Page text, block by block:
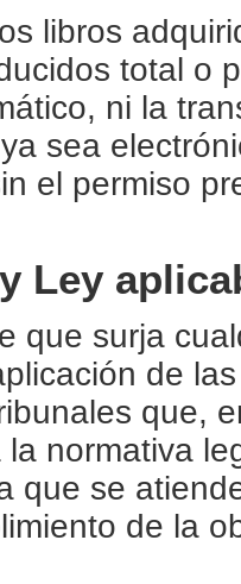
libros
total o
ni la
sea
el permiso
Ley
que surja
de
que,
normativa
que se
de la